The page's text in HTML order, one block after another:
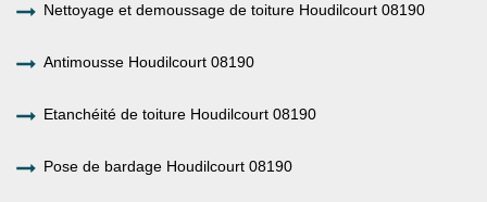
Nettoyage et demoussage de toiture Houdilcourt 08190
Antimousse Houdilcourt 08190
Etanchéité de toiture Houdilcourt 08190
Pose de bardage Houdilcourt 08190